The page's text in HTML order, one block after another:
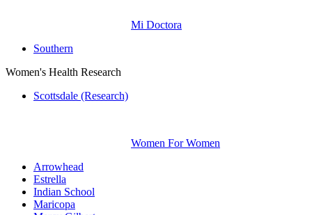
Mi Doctora
Southern
Women's Health Research
Scottsdale (Research)
Women For Women
Arrowhead
Estrella
Indian School
Maricopa